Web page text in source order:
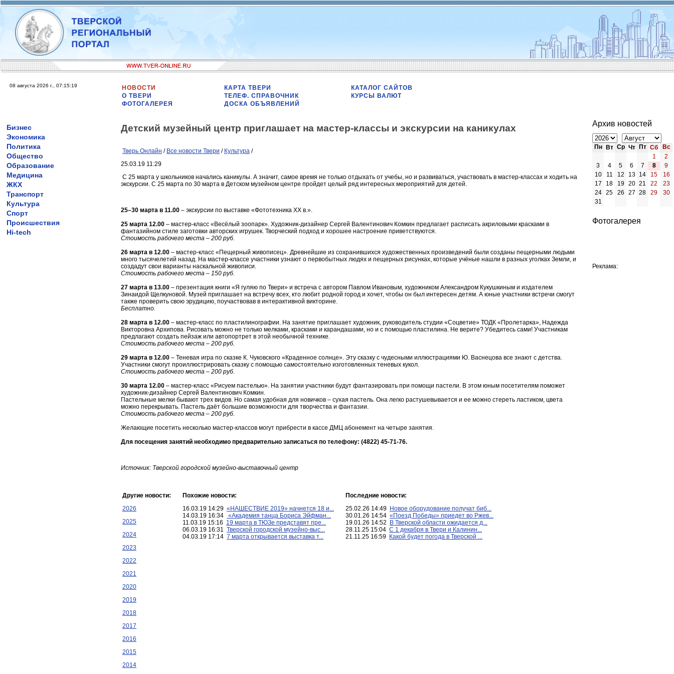
08 августа 2026 г., 07:15:19
НОВОСТИ
О ТВЕРИ
ФОТОГАЛЕРЕЯ
КАРТА ТВЕРИ
ТЕЛЕФ. СПРАВОЧНИК
ДОСКА ОБЪЯВЛЕНИЙ
КАТАЛОГ САЙТОВ
КУРСЫ ВАЛЮТ
Бизнес
Экономика
Политика
Общество
Образование
Медицина
ЖКХ
Транспорт
Культура
Спорт
Происшествия
Hi-tech
Детский музейный центр приглашает на мастер-классы и экскурсии на каникулах
Тверь Онлайн / Все новости Твери / Культура /
25.03.19 11:29
С 25 марта у школьников начались каникулы. А значит, самое время не только отдыхать от учебы, но и развиваться, участвовать в мастер-классах и ходить на
экскурсии. С 25 марта по 30 марта в Детском музейном центре пройдет целый ряд интересных мероприятий для детей.
25–30 марта в 11.00 – экскурсии по выставке «Фототехника XX в.».
25 марта 12.00 – мастер-класс «Весёлый зоопарк». Художник-дизайнер Сергей Валентинович Комкин предлагает расписать акриловыми красками в
фантазийном стиле заготовки авторских игрушек. Творческий подход и хорошее настроение приветствуются.
Стоимость рабочего места – 200 руб.
26 марта в 12.00 – мастер-класс «Пещерный живописец». Древнейшие из сохранившихся художественных произведений были созданы пещерными людьми
много тысячелетий назад. На мастер-классе участники узнают о первобытных людях и пещерных рисунках, которые учёные нашли в разных уголках Земли, и
создадут свои варианты наскальной живописи.
Стоимость рабочего места – 150 руб.
27 марта в 13.00 – презентация книги «Я гуляю по Твери» и встреча с автором Павлом Ивановым, художником Александром Кукушкиным и издателем
Зинаидой Щелкуновой. Музей приглашает на встречу всех, кто любит родной город и хочет, чтобы он был интересен детям. А юные участники встречи смогут
также проверить свою эрудицию, поучаствовав в интерактивной викторине.
Бесплатно.
28 марта в 12.00 – мастер-класс по пластилинографии. На занятие приглашает художник, руководитель студии «Соцветие» ТОДК «Пролетарка», Надежда
Викторовна Архипова. Рисовать можно не только мелками, красками и карандашами, но и с помощью пластилина. Не верите? Убедитесь сами! Участникам
предлагают создать пейзаж или автопортрет в этой необычной технике.
Стоимость рабочего места – 200 руб.
29 марта в 12.00 – Теневая игра по сказке К. Чуковского «Краденное солнце». Эту сказку с чудесными иллюстрациями Ю. Васнецова все знают с детства.
Участники смогут проиллюстрировать сказку с помощью самостоятельно изготовленных теневых кукол.
Стоимость рабочего места – 200 руб.
30 марта 12.00 – мастер-класс «Рисуем пастелью». На занятии участники будут фантазировать при помощи пастели. В этом юным посетителям поможет
художник-дизайнер Сергей Валентинович Комкин.
Пастельные мелки бывают трех видов. Но самая удобная для новичков – сухая пастель. Она легко растушевывается и ее можно стереть ластиком, цвета
можно перекрывать. Пастель даёт большие возможности для творчества и фантазии.
Стоимость рабочего места – 200 руб.
Желающие посетить несколько мастер-классов могут прибрести в кассе ДМЦ абонемент на четыре занятия.
Для посещения занятий необходимо предварительно записаться по телефону: (4822) 45-71-76.
Источник: Тверской городской музейно-выставочный центр
Другие новости:
2026
2025
2024
2023
2022
2021
2020
2019
2018
2017
2016
2015
2014
Похожие новости:
16.03.19 14:29 «НАШЕСТВИЕ 2019» начнется 18 и...
14.03.19 16:34
«Академия танца Бориса Эйфман...
11.03.19 15:16 19 марта в ТЮЗе представят пре...
06.03.19 16:31 Тверской городской музейно-выс...
04.03.19 17:14 7 марта открывается выставка т...
Последние новости:
25.02.26 14:49 Новое оборудование получат биб...
30.01.26 14:54 «Поезд Победы» приедет во Ржев...
19.01.26 14:52
В Тверской области ожидается д...
28.11.25 15:04 С 1 декабря в Твери и Калинин...
21.11.25 16:59 Какой будет погода в Тверской ...
Архив новостей
Пн Вт Ср Чт Пт Сб
Вс
1
2
3
4 5 6 7 8
9
10
11 12 13 14 15
16
17
18 19 20 21 22
23
24
25 26 27 28 29
30
31
Фотогалерея
Реклама: